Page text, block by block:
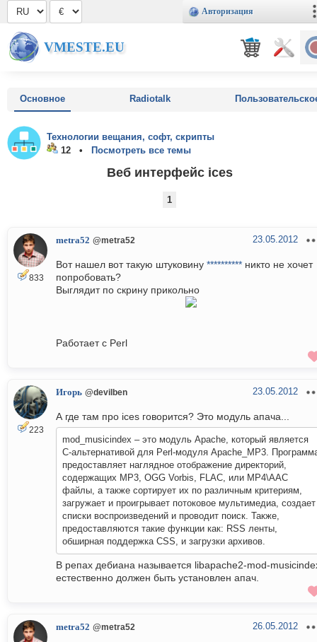
Авторизация
VMESTE.EU
Основное Radiotalk
Технологии вещания, софт, скрипты
12 •
Посмотреть все темы
Веб интерфейс ices
1
833
metra52 @metra52 23.05.2012
Вот нашел вот такую штуковину ********** никто не хочет
попробовать?
Выглядит по скрину прикольно
Работает с Perl
223
Игорь @devilben 23.05.2012
А где там про ices говорится? Это модуль апача...
mod_musicindex – это модуль Apache, который является
C-альтернативой для Perl-модуля Apache_MP3.
предоставляет наглядное отображение директорий,
содержащих MP3, OGG Vorbis, FLAC, или MP4\AAC
файлы, а также сортирует их по различным критериям,
загружает и проигрывает потоковое мультимедиа, создает
списки воспроизведений и проводит поиск. Также,
предоставляются такие функции как: RSS ленты,
обширная поддержка CSS, и загрузки архивов.
В репах дебиана называется libapache2-mod-
естественно должен быть установлен апач.
metra52 @metra52 26.05.2012